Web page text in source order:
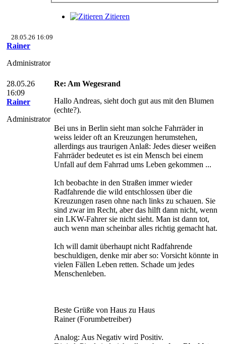
Zitieren
28.05.26 16:09
Rainer
Administrator
28.05.26
16:09
Rainer
Administrator
Re: Am Wegesrand
Hallo Andreas, sieht doch gut aus mit den Blumen
(echte?).
Bei uns in Berlin sieht man solche Fahrräder in
weiss leider oft an Kreuzungen herumstehen,
allerdings aus traurigen Anlaß: Jedes dieser weißen
Fahrräder bedeutet es ist ein Mensch bei einem
Unfall auf dem Fahrrad ums Leben gekommen ...
Ich beobachte in den Straßen immer wieder
Radfahrende die wild entschlossen über die
Kreuzungen rasen ohne nach links zu schauen. Sie
sind zwar im Recht, aber das hilft dann nicht, wenn
ein LKW-Fahrer sie nicht sieht. Man ist dann tot,
auch wenn man scheinbar alles richtig gemacht hat.
Ich will damit überhaupt nicht Radfahrende
beschuldigen, denke mir aber so: Vorsicht könnte in
vielen Fällen Leben retten. Schade um jedes
Menschenleben.
Beste Grüße von Haus zu Haus
Rainer (Forumbetreiber)
Analog: Aus Negativ wird Positiv.